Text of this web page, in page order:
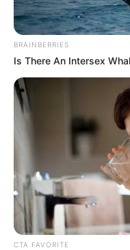
BRAINBERRIES
Is There An Intersex
CTA FAVORITE